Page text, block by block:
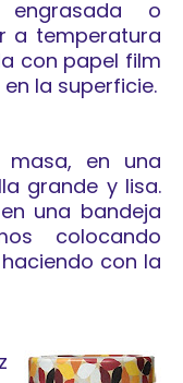
o
a temperatura
con papel film
la superficie.
masa, en una
grande y lisa.
una bandeja
colocando
con la